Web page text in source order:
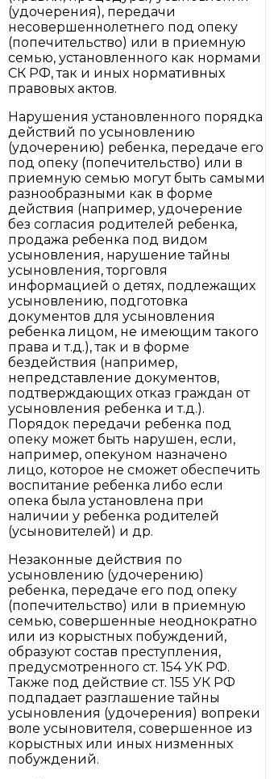
(удочерения), передачи
несовершеннолетнего под опеку
(попечительство) или в приемную
семью, установленного как нормами
СК РФ, так и иных нормативных
правовых актов.
Нарушения установленного порядка
действий по усыновлению
(удочерению) ребенка, передаче его
под опеку (попечительство) или в
приемную семью могут быть самыми
разнообразными как в форме
действия (например, удочерение
без согласия родителей ребенка,
продажа ребенка под видом
усыновления, нарушение тайны
усыновления, торговля
информацией о детях, подлежащих
усыновлению, подготовка
документов для усыновления
ребенка лицом, не имеющим такого
права и т.д.), так и в форме
бездействия (например,
непредставление документов,
подтверждающих отказ граждан от
усыновления ребенка и т.д.).
Порядок передачи ребенка под
опеку может быть нарушен, если,
например, опекуном назначено
лицо, которое не сможет обеспечить
воспитание ребенка либо если
опека была установлена при
наличии у ребенка родителей
(усыновителей) и др.
Незаконные действия по
усыновлению (удочерению)
ребенка, передаче его под опеку
(попечительство) или в приемную
семью, совершенные неоднократно
или из корыстных побуждений,
образуют состав преступления,
предусмотренного ст. 154 УК РФ.
Также под действие ст. 155 УК РФ
подпадает разглашение тайны
усыновления (удочерения) вопреки
воле усыновителя, совершенное из
корыстных или иных низменных
побуждений.